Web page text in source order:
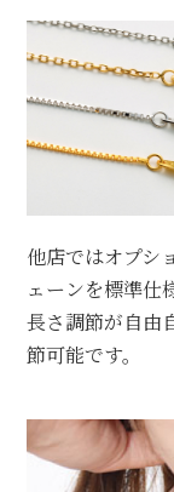
他店ではオプシ
ェーンを標準仕
長さ調節が自由
節可能です。